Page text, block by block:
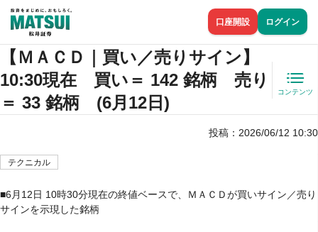
口座開設 ログイン
【ＭＡＣＤ｜買い／売りサイン】
10:30現在 買い＝ 142 銘柄 売り
＝ 33 銘柄 (6月12日)
コンテンツ
投稿： 2026/06/12 10:30
テクニカル
■6月12日 10時30分現在の終値ベースで、ＭＡＣＤが買いサイン／売り
サインを示現した銘柄